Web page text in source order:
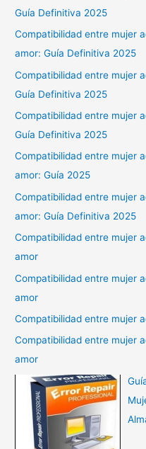
Guía Definitiva 2025
Compatibilidad entre mujer
amor: Guía Definitiva 2025
Compatibilidad entre mujer
Guía Definitiva 2025
Compatibilidad entre mujer
Guía Definitiva 2025
Compatibilidad entre mujer
amor: Guía 2025
Compatibilidad entre mujer
amor: Guía Definitiva 2025
Compatibilidad entre mujer
amor
Compatibilidad entre mujer
amor
Compatibilidad entre mujer
Compatibilidad entre mujer
amor